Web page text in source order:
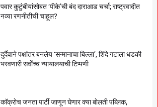
पवार कुटुंबीयांसोबत ‘पीके’ची बंद दाराआड चर्चा; राष्ट्रवादीत
नव्या रणनीतीची चाहूल?
दुर्दैवाने पक्षांतर बनलेय ‘सन्मानाचा बिल्ला’, शिंदे गटाला धडकी
भरवणारी सर्वाेच्च न्यायालयाची टिप्पणी
काॅक्राेच जनता पार्टी जाणून घेणार क्या बाेलती पब्लिक,